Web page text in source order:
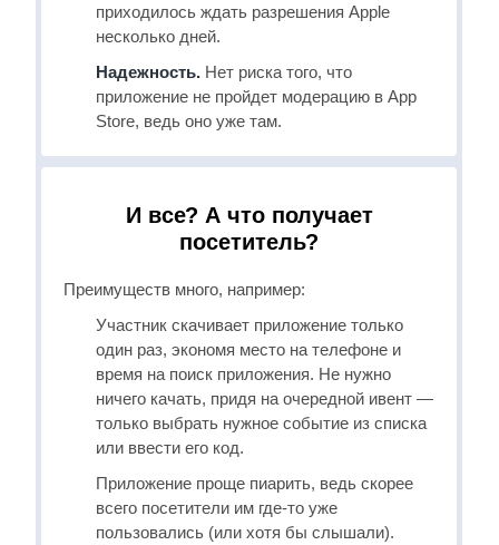
приходилось ждать разрешения Apple
несколько дней.
Надежность. Нет риска того, что
приложение не пройдет модерацию в App
Store, ведь оно уже там.
И все? А что получает
посетитель?
Преимуществ много, например:
Участник скачивает приложение только
один раз, экономя место на телефоне и
время на поиск приложения. Не нужно
ничего качать, придя на очередной ивент —
только выбрать нужное событие из списка
или ввести его код.
Приложение проще пиарить, ведь скорее
всего посетители им где-то уже
пользовались (или хотя бы слышали).